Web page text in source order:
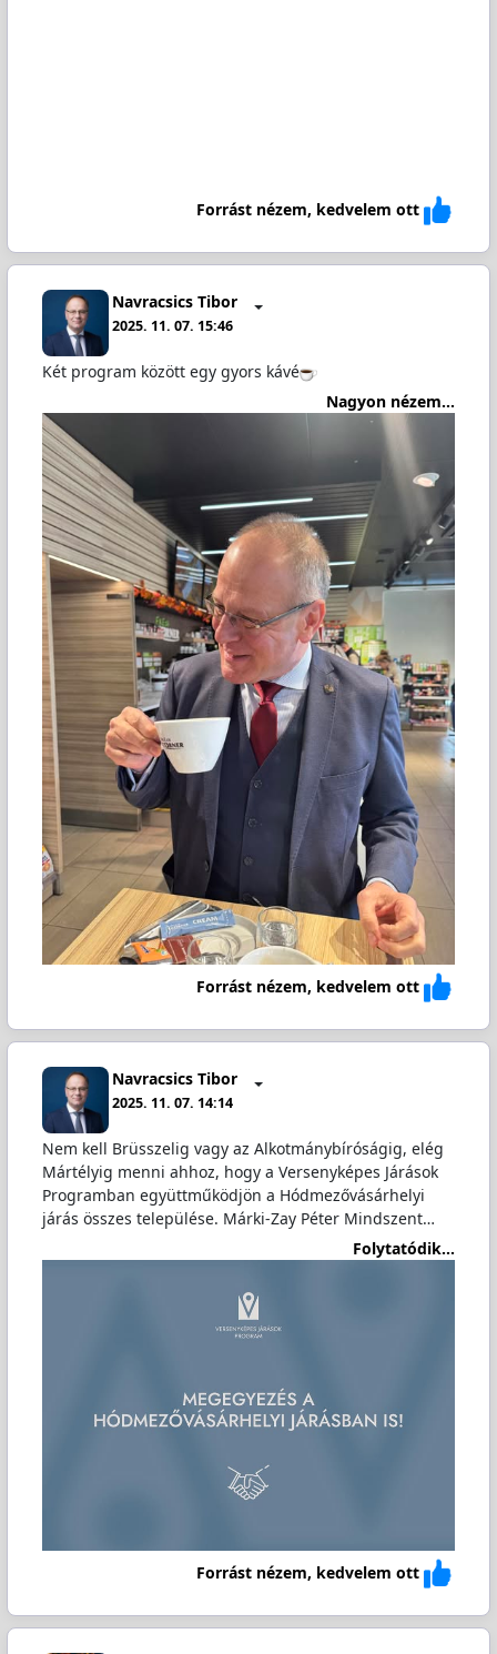
Forrást nézem, kedvelem ott
Navracsics Tibor
2025. 11. 07. 15:46
Két program között egy gyors kávé
Nagyon nézem...
Forrást nézem, kedvelem ott
Navracsics Tibor
2025. 11. 07. 14:14
Nem kell Brüsszelig vagy az Alkotmánybíróságig, elég
Mártélyig menni ahhoz, hogy a Versenyképes Járások
Programban együttműködjön a Hódmezővásárhelyi
járás összes települése. Márki-Zay Péter Mindszent…
Folytatódik...
Forrást nézem, kedvelem ott